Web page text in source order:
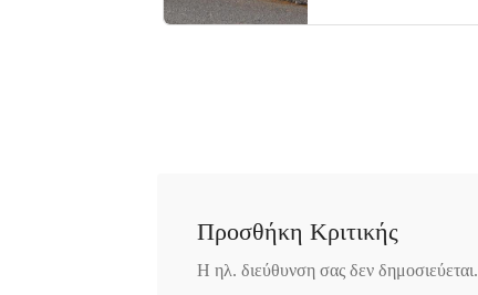
Προσθήκη Κριτικής
Η ηλ. διεύθυνση σας δεν δημοσιεύεται.